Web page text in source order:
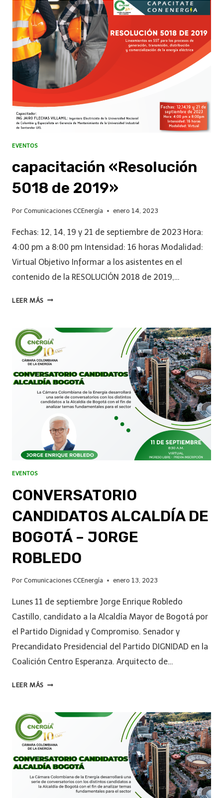
EVENTOS
capacitación «Resolución
5018 de 2019»
Por Comunicaciones CCEnergía enero 14, 2023
Fechas: 12, 14, 19 y 21 de septiembre de 2023 Hora:
4:00 pm a 8:00 pm Intensidad: 16 horas Modalidad:
Virtual Objetivo Informar a los asistentes en el
contenido de la RESOLUCIÓN 2018 de 2019,…
LEER MÁS
EVENTOS
CONVERSATORIO
CANDIDATOS ALCALDÍA DE
BOGOTÁ – JORGE
ROBLEDO
Por Comunicaciones CCEnergía enero 13, 2023
Lunes 11 de septiembre Jorge Enrique Robledo
Castillo, candidato a la Alcaldía Mayor de Bogotá por
el Partido Dignidad y Compromiso. Senador y
Precandidato Presidencial del Partido DIGNIDAD en la
Coalición Centro Esperanza. Arquitecto de…
LEER MÁS